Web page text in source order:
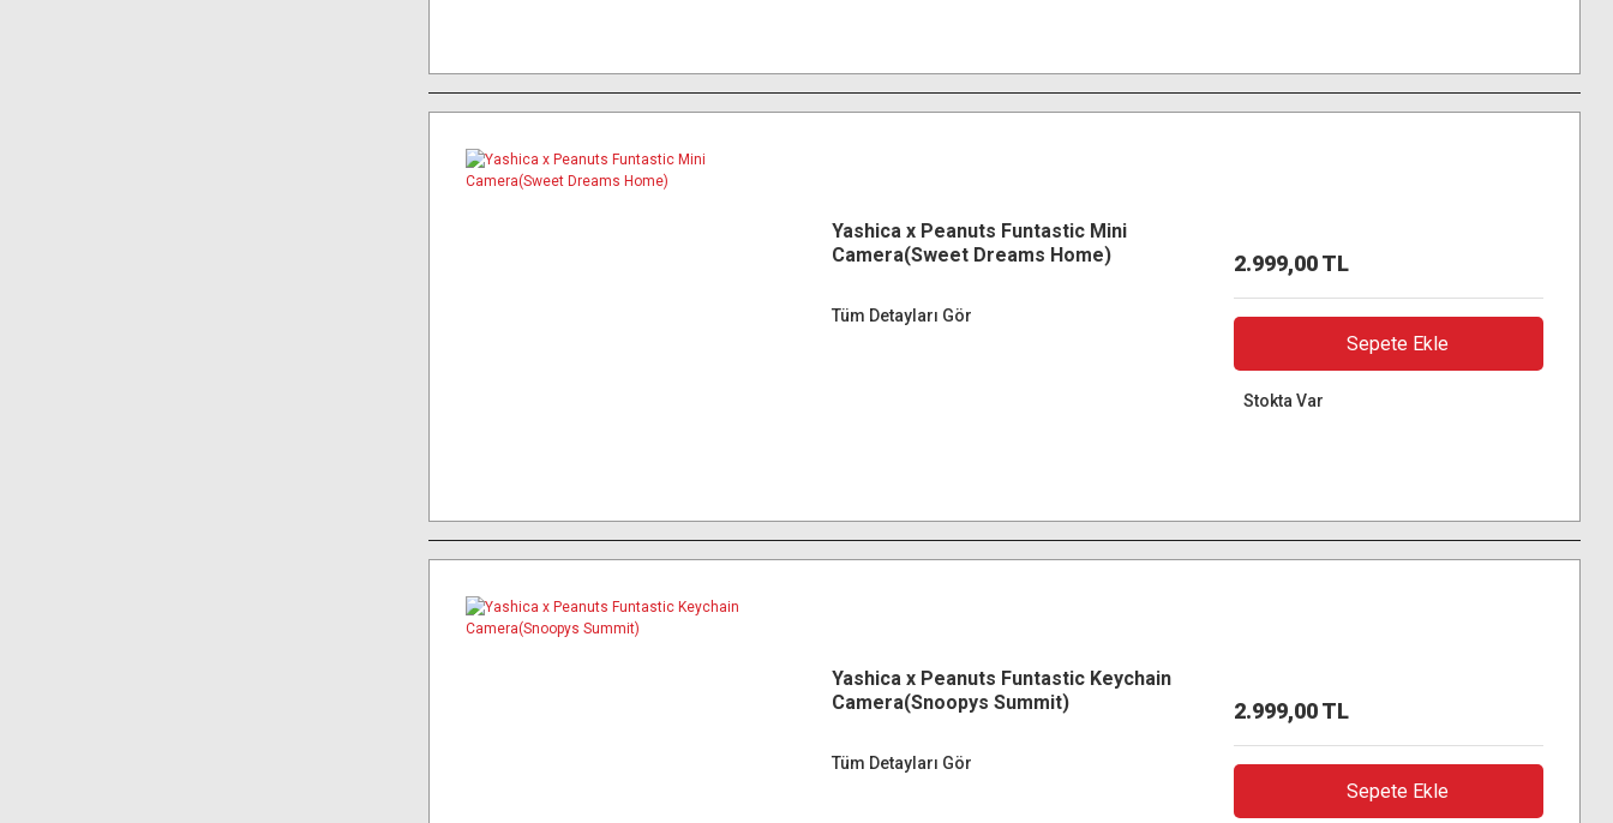
Yashica x Peanuts Funtastic Mini
Camera(Sweet Dreams Home)
Tüm Detayları Gör
2.999,00 TL
Sepete Ekle
Stokta Var
Yashica x Peanuts Funtastic Keychain
Camera(Snoopys Summit)
Tüm Detayları Gör
2.999,00 TL
Sepete Ekle